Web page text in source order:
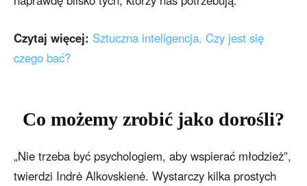
Czytaj więcej: Sztuczna inteligencja. Czy jest się
czego bać?
Co możemy zrobić jako dorośli?
„Nie trzeba być psychologiem, aby wspierać młodzież”,
twierdzi Indrė Alkovskienė. Wystarczy kilka prostych